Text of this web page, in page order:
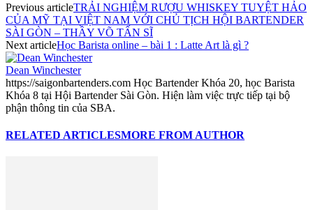
Previous articleTRẢI NGHIỆM RƯỢU WHISKEY TUYỆT HẢO
CỦA MỸ TẠI VIỆT NAM VỚI CHỦ TỊCH HỘI BARTENDER
SÀI GÒN – THẦY VÕ TẤN SĨ
Next articleHọc Barista online – bài 1 : Latte Art là gì ?
Dean Winchester
https://saigonbartenders.com Học Bartender Khóa 20, học Barista
Khóa 8 tại Hội Bartender Sài Gòn. Hiện làm việc trực tiếp tại bộ
phận thông tin của SBA.
RELATED ARTICLESMORE FROM AUTHOR